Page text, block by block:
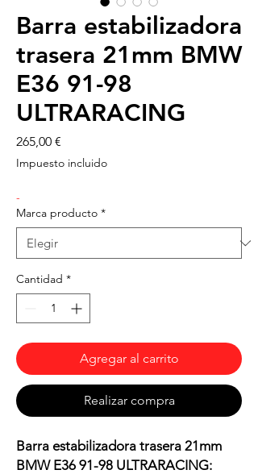
Barra estabilizadora
trasera 21mm BMW
E36 91-98
ULTRARACING
265,00 €
Impuesto incluido
-
Marca producto *
Cantidad *
Agregar al carrito
Realizar compra
Barra estabilizadora trasera 21mm
BMW E36 91-98 ULTRARACING: